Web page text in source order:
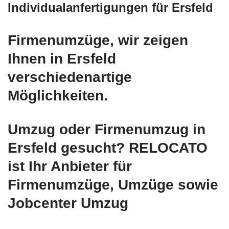
Individualanfertigungen für Ersfeld
Firmenumzüge, wir zeigen
Ihnen in Ersfeld
verschiedenartige
Möglichkeiten.
Umzug oder Firmenumzug in
Ersfeld gesucht? RELOCATO
ist Ihr Anbieter für
Firmenumzüge, Umzüge sowie
Jobcenter Umzug